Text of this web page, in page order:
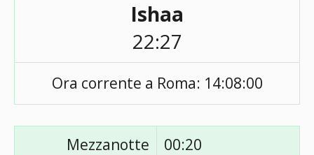
Ishaa
22:27
Ora corrente a Roma: 14:08:00
Mezzanotte
00:20